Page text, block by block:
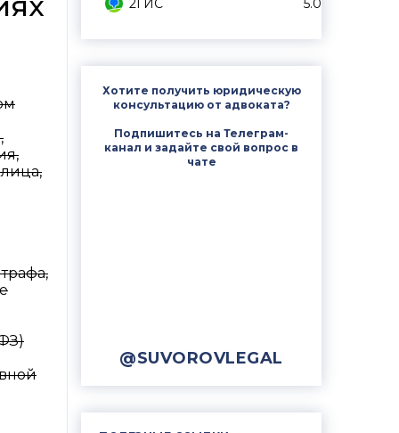
2ГИС 5.0
Хотите получить юридическую
консультацию от адвоката?
Подпишитесь на Телеграм-
канал и задайте свой вопрос в
чате
@SUVOROVLEGAL